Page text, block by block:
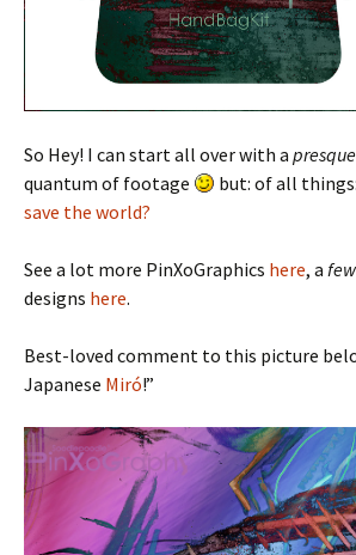
So Hey! I can start all over with a presque
quantum of footage
but: of all
save the world?
See a lot more PinXoGraphics here, a
designs here.
Best-loved comment to this picture
Japanese Miró!”